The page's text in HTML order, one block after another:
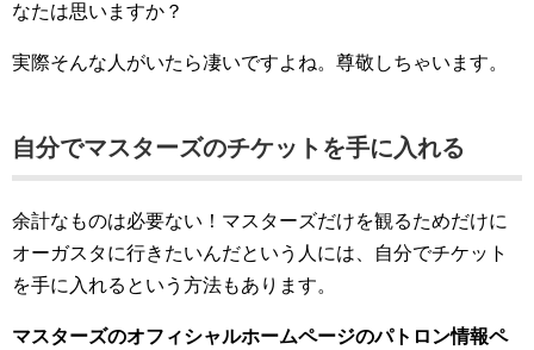
なたは思いますか？
実際そんな人がいたら凄いですよね。尊敬しちゃいます。
自分でマスターズのチケットを手に入れる
余計なものは必要ない！マスターズだけを観るためだけに
オーガスタに行きたいんだという人には、自分でチケット
を手に入れるという方法もあります。
マスターズのオフィシャルホームページのパトロン情報ペ